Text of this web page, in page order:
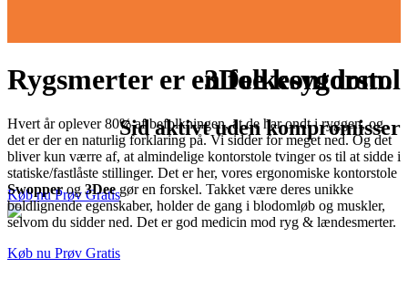
3Dee kontorstol
Sid aktivt uden kompromisser
Læs mere
Køb nuPrøv Gratis
Rygsmerter er en folkesygdom.
Hvert år oplever 80% af befolkningen, at de har ondt i ryggen, og
det er der en naturlig forklaring på. Vi sidder for meget ned. Og det
bliver kun værre af, at almindelige kontorstole tvinger os til at sidde i
statiske/fastlåste stillinger. Det er her, vores ergonomiske kontorstole
Swopperog3Deegør en forskel. Takket være deres unikke
boldlignende egenskaber, holder de gang i blodomløb og muskler,
selvom du sidder ned. Det er god medicin mod ryg & lændesmerter.
Køb nu Prøv Gratis